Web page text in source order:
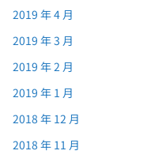
2019 年 4 月
2019 年 3 月
2019 年 2 月
2019 年 1 月
2018 年 12 月
2018 年 11 月